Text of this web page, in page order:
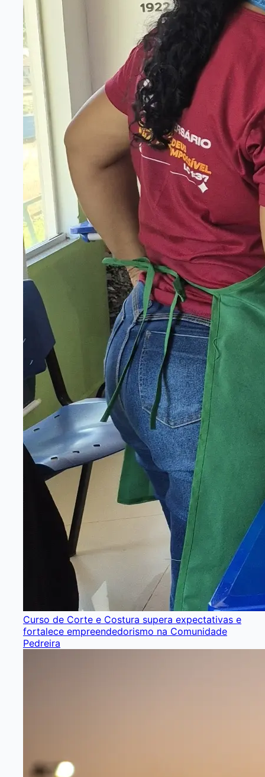
Curso de Corte e Costura supera expectativas e
fortalece empreendedorismo na Comunidade
Pedreira